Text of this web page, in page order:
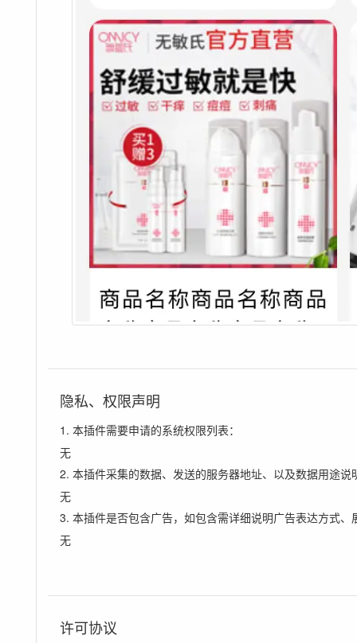
隐私、权限声明
1. 本插件需要申请的系统权限列表：
无
2. 本插件采集的数据、发送的服务器地址、以及数据用途说
无
3. 本插件是否包含广告，如包含需详细说明广告表达方式、
无
许可协议